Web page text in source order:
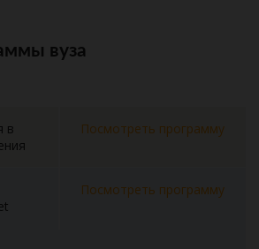
вуза
в
Посмотреть программу
Посмотреть программу